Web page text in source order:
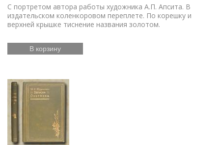
С портретом автора работы художника А.П. Апсита. В
издательском коленкоровом переплете. По корешку и
верхней крышке тиснение названия золотом.
В корзину